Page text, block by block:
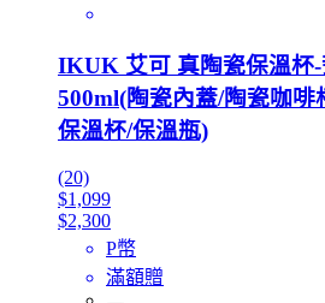
IKUK 艾可 真陶瓷保溫杯
500ml(陶瓷內蓋/陶瓷咖啡
保溫杯/保溫瓶)
(20)
$1,099
$2,300
P幣
滿額贈